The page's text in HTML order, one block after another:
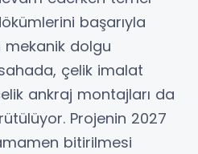
başarıyla
mekanik dolgu
çelik imalat
ankraj montajları da
Projenin 2027
bitirilmesi